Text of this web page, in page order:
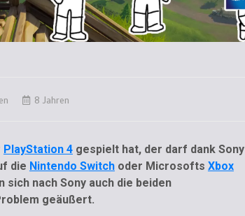
8 Jahren
PlayStation 4gespielt hat, der darf dank Sony
die Nintendo Switchoder Microsofts Xbox
nach Sony auch die beiden
geäußert.